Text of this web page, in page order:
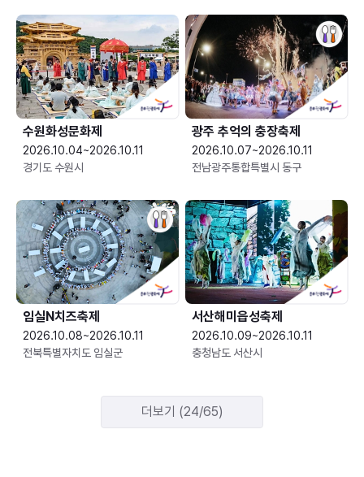
수원화성문화제
2026.10.04~2026.10.11
경기도 수원시
광주 추억의 충장축제
2026.10.07~2026.10.11
전남광주통합특별시 동구
임실N치즈축제
2026.10.08~2026.10.11
전북특별자치도 임실군
서산해미읍성축제
2026.10.09~2026.10.11
충청남도 서산시
더보기 (24/65)